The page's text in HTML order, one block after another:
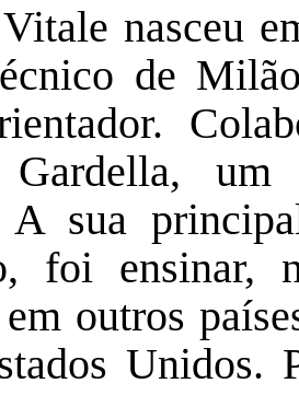
nasceu
de
Gardella, um
A sua
foi ensinar,
outros
Unidos.